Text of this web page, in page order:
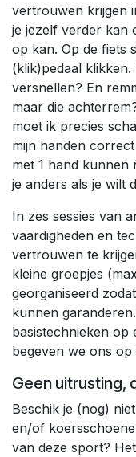
vertrouwen krijgen
je jezelf verder kan
op kan. Op de fiets
(klik)pedaal
versnellen? En
maar die
moet ik precies
mijn handen
met 1 hand kunnen
je anders als je wilt
In zes sessies van
vaardigheden en
vertrouwen te
kleine groepjes
georganiseerd
kunnen
basistechnieken op
begeven we ons op
Geen uitrusting,
Beschik je (nog)
en/of
van deze sport?